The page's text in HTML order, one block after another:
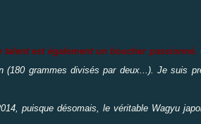
talent est également un boucher passionné.
grammes divisés par deux...). Je suis
puisque désomais, le véritable Wagyu